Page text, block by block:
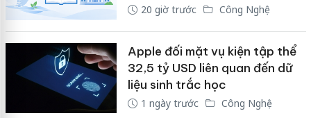
20 giờ trước Công Nghệ
Apple đối mặt vụ kiện tập thể
32,5 tỷ USD liên quan đến dữ
liệu sinh trắc học
1 ngày trước Công Nghệ